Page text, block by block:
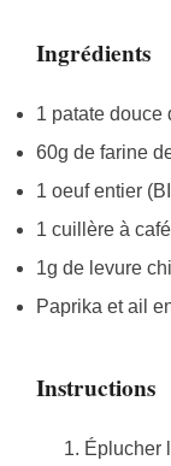
Ingrédients
1 patate douce
60g de farine
1 oeuf entier
1 cuillère à
1g de levure
Paprika et ail
Instructions
Éplucher